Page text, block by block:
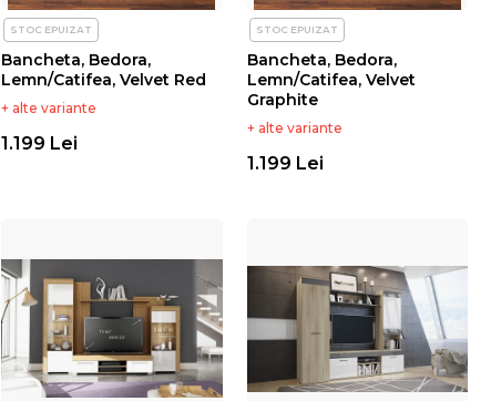
STOC EPUIZAT
Bancheta, Bedora,
Lemn/Catifea, Velvet Red
+ alte variante
1.199 Lei
STOC EPUIZAT
Bancheta, Bedora,
Lemn/Catifea, Velvet
Graphite
+ alte variante
1.199 Lei